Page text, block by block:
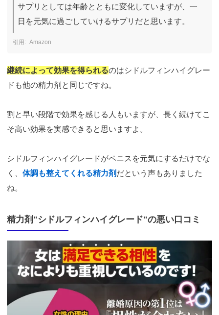
サプリとしては年齢とともに変化していますが、一
日を元気に過ごしていけるサプリだと思います。
Amazon
継続によって効果を得られるのはシドルフィンハイグレー
ドも他の精力剤と同じですね。
割と早い段階で効果を感じる人もいますが、長く続けてこ
そ高い効果を実感できると思いますよ。
シドルフィンハイグレードがペニスを元気にするだけでな
く、 体調も整えてくれる精力剤 だという声もありました
ね。
精力剤"シドルフィンハイグレード"の悪い口コミ